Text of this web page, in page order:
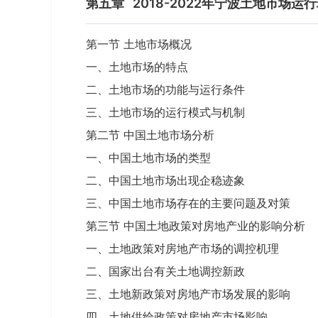
第五章 2018-2022年宁波土地市场运
第一节 土地市场概况
一、土地市场的特点
二、土地市场的功能与运行条件
三、土地市场的运行模式与机制
第二节 中国土地市场分析
一、中国土地市场的类型
二、中国土地市场出现企稳迹象
三、中国土地市场存在的主要问题及对策
第三节 中国土地政策对房地产业的影响分析
一、土地政策对房地产市场的调控机理
二、国家出台有关土地调控新政
三、土地新政策对房地产市场发展的影响